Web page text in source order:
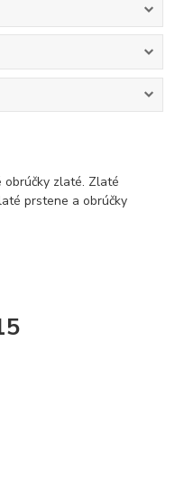
obrúčky zlaté. Zlaté
prstene a obrúčky